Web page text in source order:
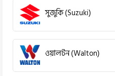
সুজুকি (Suzuki)
ওয়ালটন (Walton)